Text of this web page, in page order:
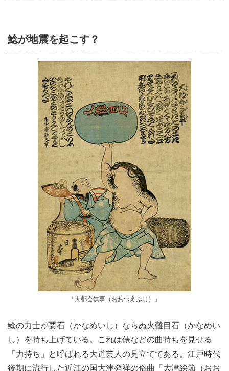
鯰が地震を起こす？
「大都会無事（おおつえぶじ）」
鯰の力士が要石（かなめいし）ならぬ火難目石（かなめい
し）を持ち上げている。これは俵などの曲持ちを見せる
「力持ち」と呼ばれる大道芸人の見立てである。江戸時代
後期に流行した近江の国大津発祥の俗曲「大津絵節（おお